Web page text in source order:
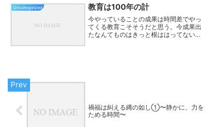
のに…」 そんな声が...
Uncategorized 教育は100年の計
今やっていることの成果は時間差でやっ
てくる教育こそそうだと思う。今成果出
たなんてものはきっと根ははってないも
禍福は糾える縄の如し①〜静かに、力を
ためる時間〜